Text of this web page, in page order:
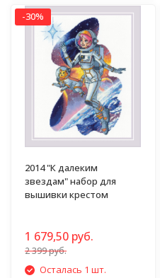
-30%
2014 "К далеким
звездам" набор для
вышивки крестом
1 679,50 руб.
2 399 руб.
Осталась 1 шт.